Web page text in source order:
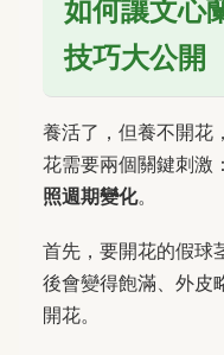
如何讓文心
技巧大公開
養活了，但養不開花
花需要兩個關鍵刺激：
照週期變化。
首先，要開花的假球
後會變得飽滿、外皮
開花。